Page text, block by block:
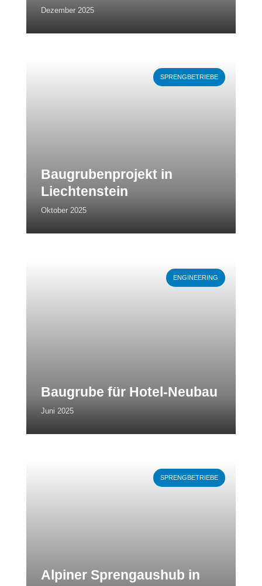
Dezember 2025
SPRENGBETRIEBE
Baugrubenprojekt in
Liechtenstein
Oktober 2025
ENGINEERING
Baugrube für Hotel-Neubau
Juni 2025
SPRENGBETRIEBE
Alpiner Sprengaushub in